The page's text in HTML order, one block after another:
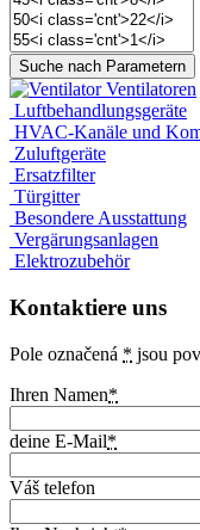
Ventilatoren
Luftbehandlungsgeräte
HVAC-Kanäle und
Zuluftgeräte
Ersatzfilter
Türgitter
Besondere Ausstattung
Vergärungsanlagen
Elektrozubehör
Kontaktiere uns
Pole označená * jsou
Ihren Namen*
deine E-Mail*
Váš telefon